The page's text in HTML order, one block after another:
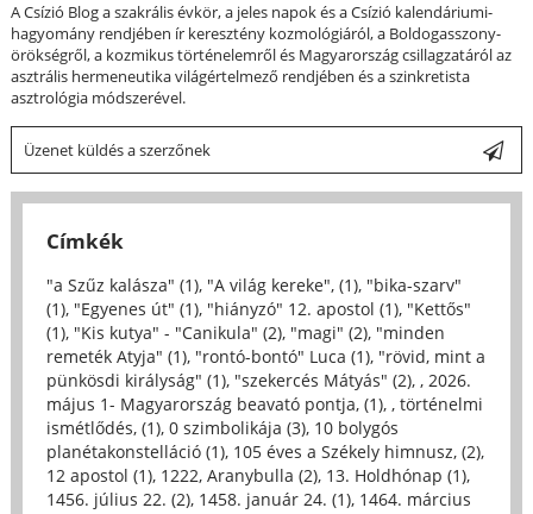
A Csízió Blog a szakrális évkör, a jeles napok és a Csízió kalendáriumi-
hagyomány rendjében ír keresztény kozmológiáról, a Boldogasszony-
örökségről, a kozmikus történelemről és Magyarország csillagzatáról az
asztrális hermeneutika világértelmező rendjében és a szinkretista
asztrológia módszerével.
Üzenet küldés a szerzőnek
Címkék
"a Szűz kalásza" (1), "A világ kereke", (1), "bika-szarv"
(1), "Egyenes út" (1), "hiányzó" 12. apostol (1), "Kettős"
(1), "Kis kutya" - "Canikula" (2), "magi" (2), "minden
remeték Atyja" (1), "rontó-bontó" Luca (1), "rövid, mint a
pünkösdi királyság" (1), "szekercés Mátyás" (2), , 2026.
május 1- Magyarország beavató pontja, (1), , történelmi
ismétlődés, (1), 0 szimbolikája (3), 10 bolygós
planétakonstelláció (1), 105 éves a Székely himnusz, (2),
12 apostol (1), 1222, Aranybulla (2), 13. Holdhónap (1),
1456. július 22. (2), 1458. január 24. (1), 1464. március